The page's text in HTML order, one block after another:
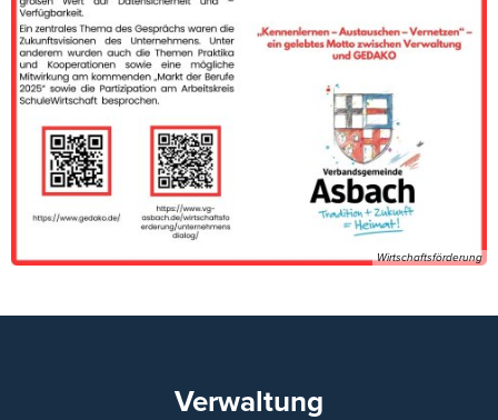
Wirtschaftsförderung
Verwaltung